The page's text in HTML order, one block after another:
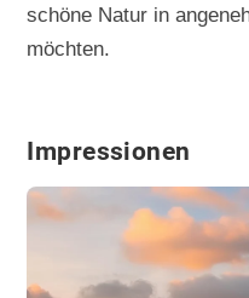
schöne Natur in
möchten.
Impressionen